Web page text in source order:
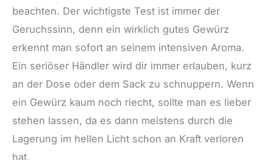
beachten. Der wichtigste Test ist immer der
Geruchssinn, denn ein wirklich gutes Gewürz
erkennt man sofort an seinem intensiven Aroma.
Ein seriöser Händler wird dir immer erlauben, kurz
an der Dose oder dem Sack zu schnuppern. Wenn
ein Gewürz kaum noch riecht, sollte man es lieber
stehen lassen, da es dann meistens durch die
Lagerung im hellen Licht schon an Kraft verloren
hat.